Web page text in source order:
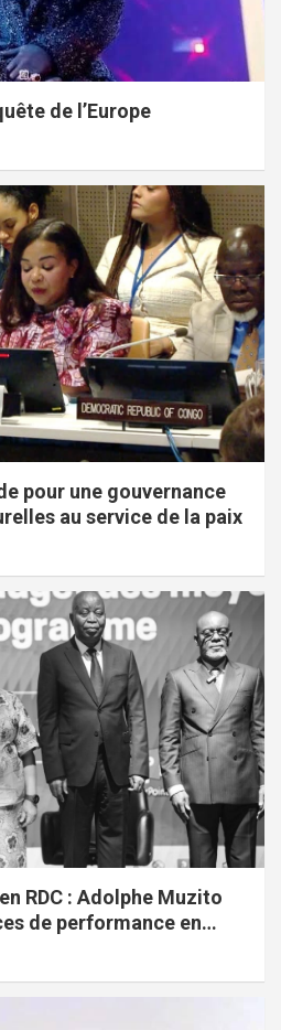
de l’Europe
pour une gouvernance
au service de la paix
RDC : Adolphe Muzito
de performance en
de 2028